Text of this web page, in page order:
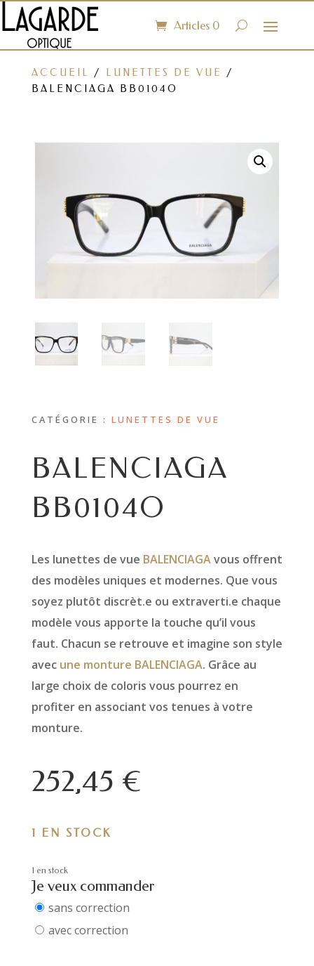
Articles 0
ACCUEIL / LUNETTES DE VUE
/
BALENCIAGA BB0104O
CATÉGORIE : LUNETTES DE VUE
BALENCIAGA
BB0104O
Les lunettes de vue BALENCIAGAvous offrent
des modèles uniques et modernes. Que vous
soyez plutôt discrèt.e ou extraverti.e chaque
modèle vous apporte la touche qu’il vous
faut. Chacun se retrouve et imagine son style
avec une monture BALENCIAGA. Grâce au
large choix de coloris vous pourrez en
profiter en associant vos tenues à votre
monture.
252,45 €
1 EN STOCK
1 en stock
Je veux commander
sans correction
avec correction